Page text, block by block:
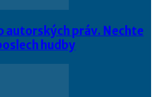
autorských práv. Nechte
hudby